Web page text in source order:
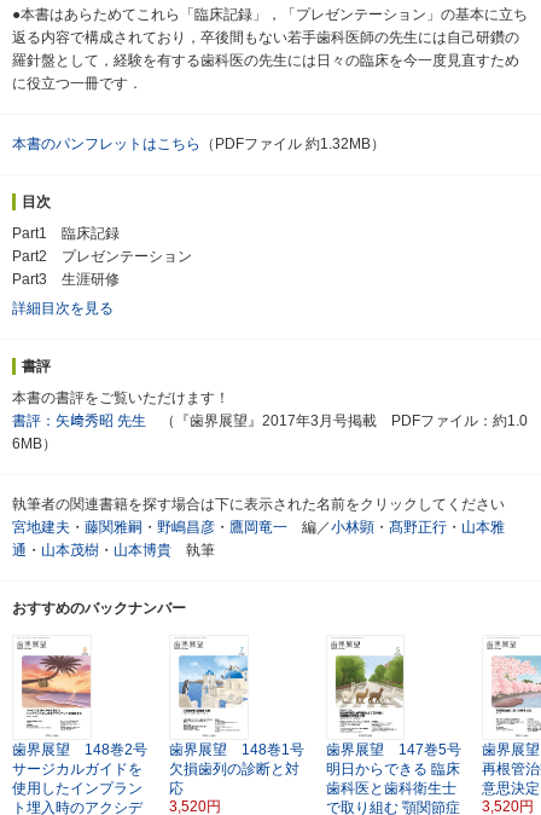
●本書はあらためてこれら「臨床記録」，「プレゼンテーション」の基本に立ち
返る内容で構成されており，卒後間もない若手歯科医師の先生には自己研鑽の
羅針盤として，経験を有する歯科医の先生には日々の臨床を今一度見直すため
に役立つ一冊です．
本書のパンフレットはこちら （PDFファイル 約1.32MB）
目次
Part1 臨床記録
Part2 プレゼンテーション
Part3 生涯研修
詳細目次を見る
書評
本書の書評をご覧いただけます！
書評：矢﨑秀昭 先生 （『歯界展望』2017年3月号掲載 PDFファイル：約1.0
6MB）
執筆者の関連書籍を探す場合は下に表示された名前をクリックしてください
宮地建夫 ・ 藤関雅嗣 ・ 野嶋昌彦 ・ 鷹岡竜一 編／小林顕 ・ 髙野正行 ・ 山本雅
通 ・ 山本茂樹 ・ 山本博貴 執筆
おすすめのバックナンバー
歯界展望 148巻2号
サージカルガイドを
使用したインプラン
ト埋入時のアクシデ
歯界展望 148巻1号
欠損歯列の診断と対
応
3,520円
歯界展望 147巻5号
明日からできる 臨床
歯科医と歯科衛生士
で取り組む 顎関節症
歯界展
再根管
意思決定
3,520円